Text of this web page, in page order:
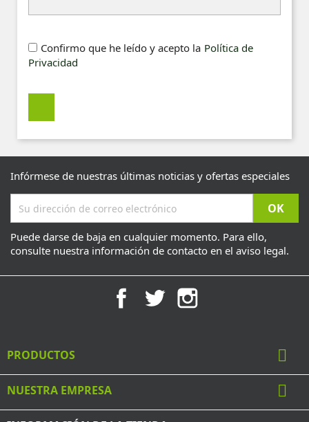
Confirmo que he leído y acepto la Política de
Privacidad
Infórmese de nuestras últimas noticias y ofertas especiales
Puede darse de baja en cualquier momento. Para ello,
consulte nuestra información de contacto en el aviso legal.
FacebookTwitter
PRODUCTOS 
NUESTRA EMPRESA 